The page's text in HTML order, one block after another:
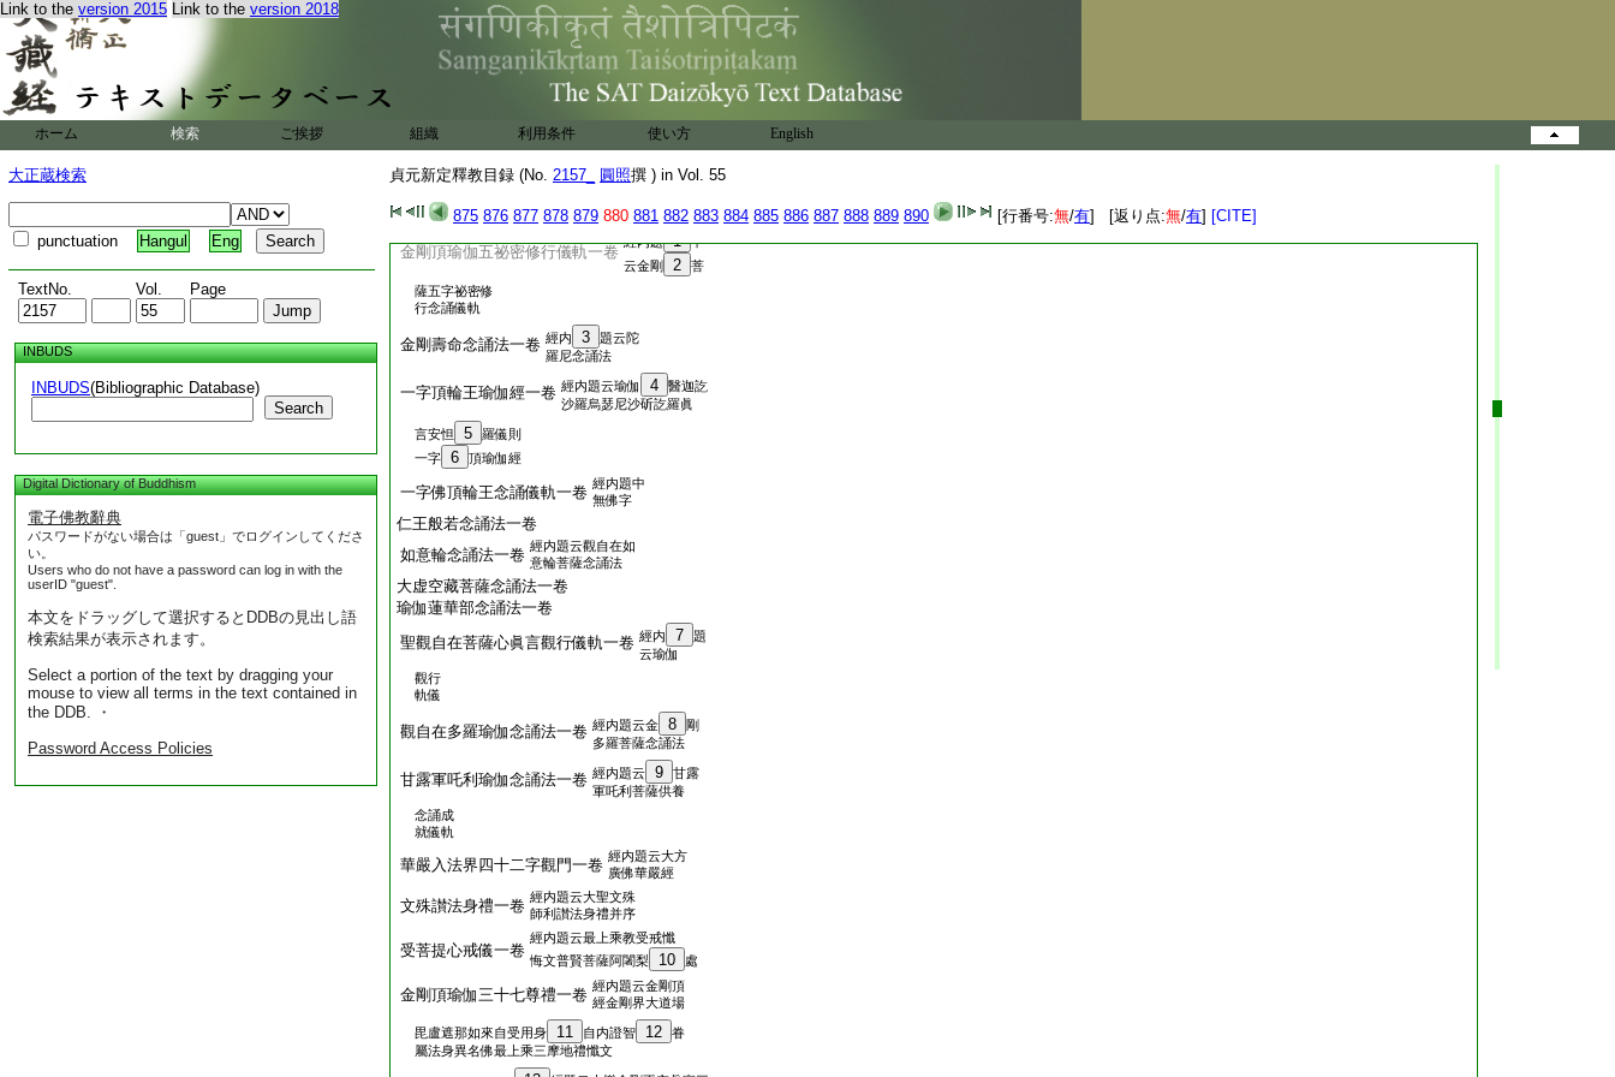
Link to the version 2015 Link to the version 2018
ホーム 検索 ご挨拶 組織 利用条件 使い方 English
大正蔵検索
punctuation Hangul Eng
TextNo. Vol. Page
INBUDS
INBUDS(Bibliographic Database)
Search
Digital Dictionary of Buddhism
電子佛教辭典
パスワードがない場合は「guest」でログインしてくださ
い。
Users who do not have a password can log in with the
userID "guest".
本文をドラッグして選択するとDDBの見出し語
検索結果が表示されます。
Select a portion of the text by dragging your
mouse to view all terms in the text contained in
the DDB. ・
Password Access Policies
貞元新定釋教目録 (No. 2157_ 圓照撰 ) in Vol. 55
875 876 877 878 879 880 881 882 883 884 885 886 887 888 889 890 [行番号:無/有] [返り点:無/有] [CITE]
金剛頂勝初瑜伽普賢菩薩念誦法一卷
金剛王菩薩念誦法一卷
經内題中云祕
密念誦儀軌
普賢金剛薩埵念誦法一卷 經内題中云瑜
伽念誦儀軌
金剛頂瑜伽五祕密修行儀軌一卷
經内題 1
中
云金剛
2
菩
薩五字祕密修
行念誦儀軌
金剛壽命念誦法一卷 經内 3
題云陀
羅尼念誦法
一字頂輪王瑜伽經一卷 經内題云瑜伽 4
醫迦訖
沙羅烏瑟尼沙斫訖羅眞
言安怛 5
羅儀則
一字
6 頂瑜伽經
一字佛頂輪王念誦儀軌一卷 經内題中
無佛字
仁王般若念誦法一卷
如意輪念誦法一卷 經内題云觀自在如
意輪菩薩念誦法
大虚空藏菩薩念誦法一卷
瑜伽蓮華部念誦法一卷
聖觀自在菩薩心眞言觀行儀軌一卷 經内 7
題
云瑜伽
觀行
軌儀
觀自在多羅瑜伽念誦法一卷 經内題云金 8
剛
多羅菩薩念誦法
甘露軍吒利瑜伽念誦法一卷 經内題云 9
甘露
軍吒利菩薩供養
念誦成
就儀軌
華嚴入法界四十二字觀門一卷 經内題云大方
廣佛華嚴經
文殊讃法身禮一卷 經内題云大聖文殊
師利讃法身禮并序
受菩提心戒儀一卷
經内題云最上乘教受戒懺
悔文普賢菩薩阿闍梨
10 處
金剛頂瑜伽三十七尊禮一卷 經内題云金剛頂
經金剛界大道場
毘盧遮那如來自受用身 11 自内證智 12
眷
屬法身異名佛最上乘三摩地禮懺文